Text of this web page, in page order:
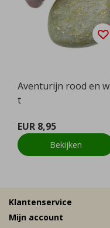
Aventurijn rood en wi
t
EUR 8,95
Bekijken
Klantenservice
Mijn account